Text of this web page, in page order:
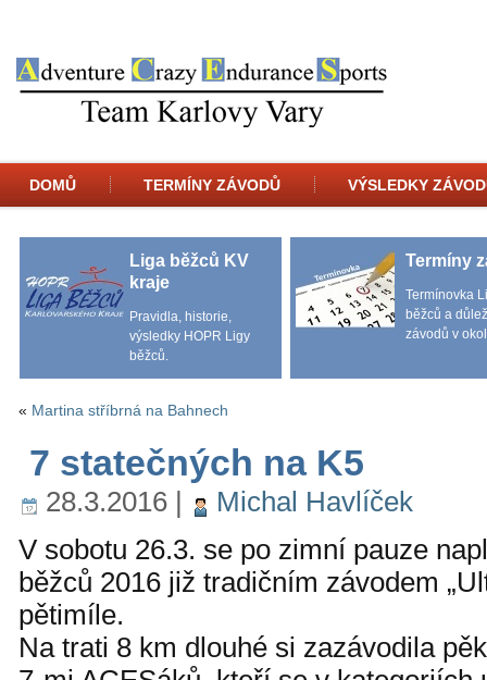
DOMŮ TERMÍNY ZÁVODŮ VÝSLEDKY
Liga běžců KV
kraje
Pravidla, historie,
výsledky HOPR Ligy
běžců.
Termíny
Termínovka
běžců a
závodů v
« Martina stříbrná na Bahnech
7 statečných na K5
28.3.2016 |
Michal Havlíček
V sobotu 26.3. se po zimní pauze
běžců 2016 již tradičním závodem
pětimíle.
Na trati 8 km dlouhé si zazávodila